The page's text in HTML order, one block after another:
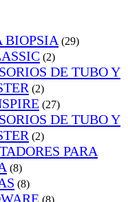
BIOPSIA (29)
(2)
DE TUBO Y
(2)
(27)
DE TUBO Y
(2)
PARA
(8)
(8)